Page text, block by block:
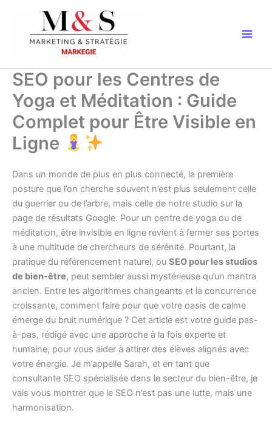
contenu
SEO pour les Centres de
Yoga et Méditation : Guide
Complet pour Être Visible en
Ligne
Dans un monde de plus en plus connecté, la première
posture que l’on cherche souvent n’est plus seulement celle
du guerrier ou de l’arbre, mais celle de notre studio sur la
page de résultats Google. Pour un centre de yoga ou de
méditation, être invisible en ligne revient à fermer ses portes
à une multitude de chercheurs de sérénité. Pourtant, la
pratique du référencement naturel, ou SEO pour les studios
de bien-être, peut sembler aussi mystérieuse qu’un mantra
ancien. Entre les algorithmes changeants et la concurrence
croissante, comment faire pour que votre oasis de calme
émerge du bruit numérique ? Cet article est votre guide pas-
à-pas, rédigé avec une approche à la fois experte et
humaine, pour vous aider à attirer des élèves alignés avec
votre énergie. Je m’appelle Sarah, et en tant que
consultante SEO spécialisée dans le secteur du bien-être, je
vais vous montrer que le SEO n’est pas une lutte, mais une
harmonisation.